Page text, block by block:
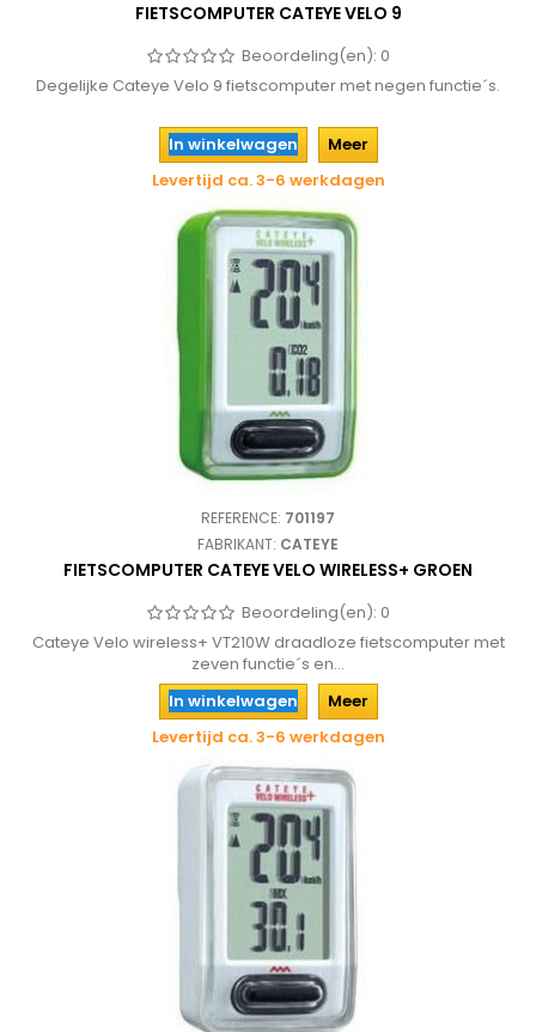
FIETSCOMPUTER CATEYE VELO 9
Beoordeling(en): 0
Degelijke Cateye Velo 9 fietscomputer met negen functie´s.
In winkelwagen
Meer
Levertijd ca. 3-6 werkdagen
REFERENCE: 701197
FABRIKANT: CATEYE
FIETSCOMPUTER CATEYE VELO WIRELESS+ GROEN
Beoordeling(en): 0
Cateye Velo wireless+ VT210W draadloze fietscomputer met
zeven functie´s en...
In winkelwagen
Meer
Levertijd ca. 3-6 werkdagen